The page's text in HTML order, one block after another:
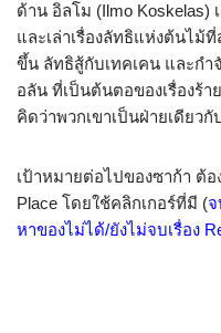
ด้าน อิลโม (Ilmo Koskelas)
และเล่าเรื่องลัทธิแห่งต้นไม้
ขึ้น ลัทธิสู้กับเทคเคน และกำ
อลัน ที่เป็นต้นตอของเรื่องร้
คิดว่าพวกเขาเป็นฝ่ายเดียวกั
เป้าหมายต่อไปของซาก้า ต้
Place โดยใช้คลิกเกอร์ที่มี (
หาของไม่ได้/ยังไม่จบเรื่อง